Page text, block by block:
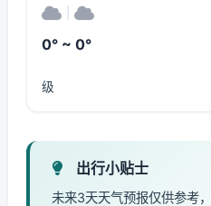
0° ~ 0°
级
出行小贴士
未来3天天气预报仅供参考